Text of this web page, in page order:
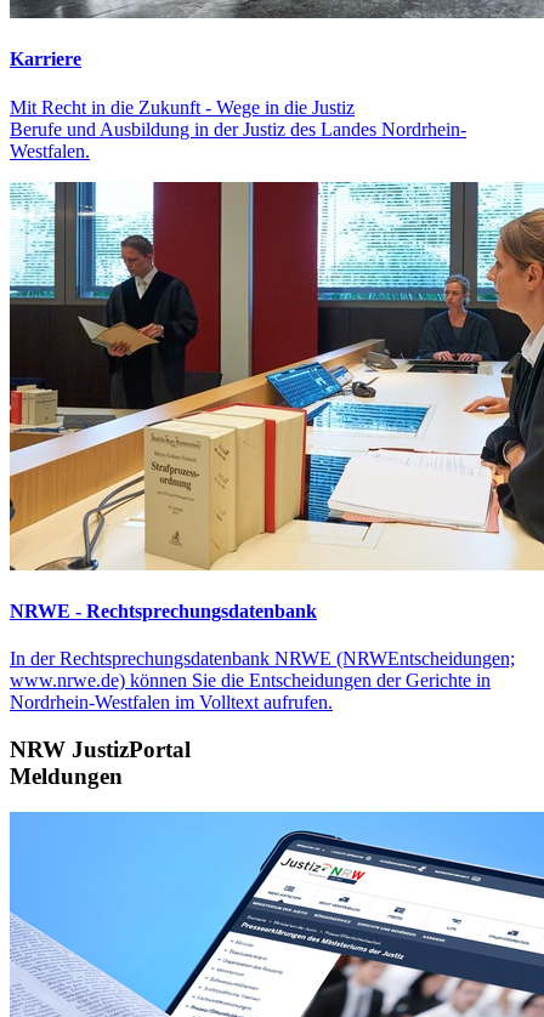
Karriere
Mit Recht in die Zukunft - Wege in die Justiz
Berufe und Ausbildung in der Justiz des Landes Nordrhein-
Westfalen.
NRWE - Rechtsprechungs­datenbank
In der Rechtsprechungsdatenbank NRWE (NRWEntscheidungen;
www.nrwe.de) können Sie die Entscheidungen der Gerichte in
Nordrhein-Westfalen im Volltext aufrufen.
NRW JustizPortal
Meldungen